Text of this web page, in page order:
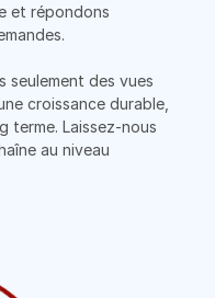
et répondons
seulement des vues
croissance durable,
terme. Laissez-nous
au niveau